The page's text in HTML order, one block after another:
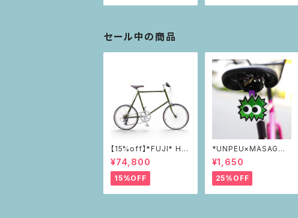
セール中の商品
【15%off】*FUJI* HE
LION
¥74,800
15%OFF
*UNPEU×MASAGON
*PIKAPIKAリフレクタ
ー green
¥1,650
25%OFF